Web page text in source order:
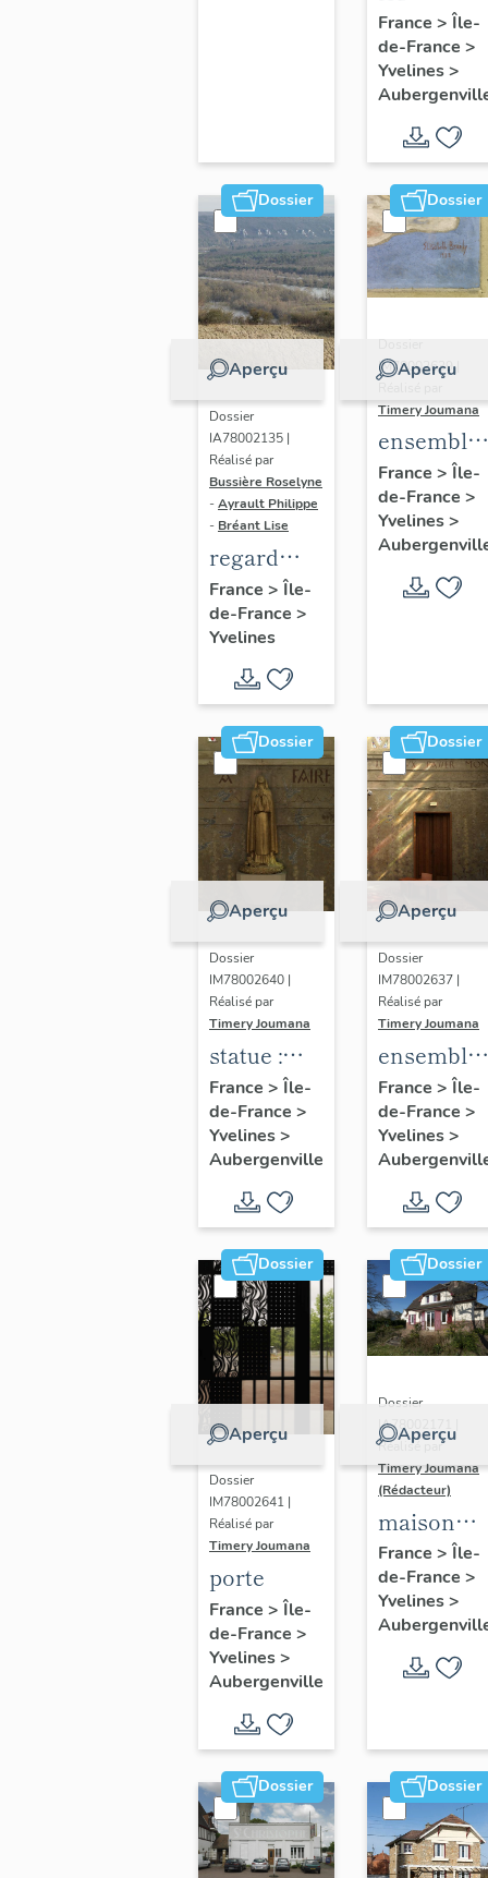
maisons
France > Île-
de-France >
Yvelines>
Dossier
Aperçu
Dossier
IA78002135 |
Réalisé par
Bussière Roselyne
-Ayrault Philippe
- Bréant Lise
regard
photographique
sur le
territoire
de Seine-
Aval
France > Île-
de-France >
Yvelines
Dossier
Aperçu
Dossier
IM78002639 |
Timery Joumana
ensemble
de cinq
peintures
France > Île-
de-France >
Yvelines>
Dossier
Aperçu
Dossier
IM78002640 |
Réalisé par
Timery Joumana
statue :
Sainte-
Thérèse
de l'Enfant
Jésus
France > Île-
de-France >
Yvelines>
Aubergenville
Dossier
Aperçu
Dossier
IM78002637 |
Réalisé par
Timery Joumana
ensemble
de
peintures
France > Île-
de-France >
Yvelines>
Dossier
Aperçu
Dossier
IM78002641 |
Réalisé par
Timery Joumana
porte
France > Île-
de-France >
Yvelines>
Aubergenville
Dossier
Aperçu
Dossier
IA78002171 |
Réalisé par
Timery Joumana
(Rédacteur)
maison
dite "villa
le Bois
fleuri", 27
avenue
d'Ypres
France > Île-
de-France >
Yvelines>
Dossier Dossier